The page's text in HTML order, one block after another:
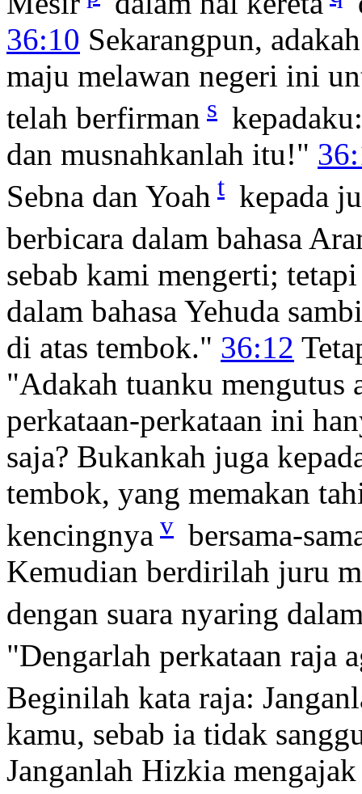
36:10 Sekarangpun,
maju melawan negeri ini
telah berfirman s
dan musnahkanlah itu!"
Sebna dan Yoah t kepada
berbicara dalam bahasa
sebab kami mengerti;
dalam bahasa Yehuda
di atas tembok." 36:12
"Adakah tuanku mengutus
perkataan-perkataan ini
saja? Bukankah juga
tembok, yang memakan
kencingnya v bersama-
Kemudian berdirilah juru
dengan suara nyaring
"Dengarlah perkataan raja
Beginilah kata raja:
kamu, sebab ia tidak
Janganlah Hizkia